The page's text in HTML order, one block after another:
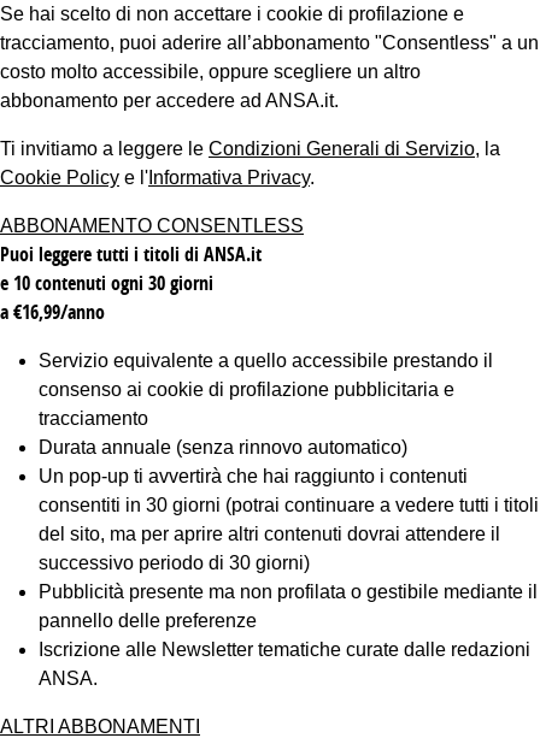
Se hai scelto di non accettare i cookie di profilazione e
tracciamento, puoi aderire all’abbonamento "Consentless" a un
costo molto accessibile, oppure scegliere un altro
abbonamento per accedere ad ANSA.it.
Ti invitiamo a leggere le Condizioni Generali di Servizio, la
Cookie Policy e l' Informativa Privacy.
ABBONAMENTO CONSENTLESS
Puoi leggere tutti i titoli di ANSA.it
e 10 contenuti ogni 30 giorni
a €16,99/anno
Servizio equivalente a quello accessibile prestando il
consenso ai cookie di profilazione pubblicitaria e
tracciamento
Durata annuale (senza rinnovo automatico)
Un pop-up ti avvertirà che hai raggiunto i contenuti
consentiti in 30 giorni (potrai continuare a vedere tutti i titoli
del sito, ma per aprire altri contenuti dovrai attendere il
successivo periodo di 30 giorni)
Pubblicità presente ma non profilata o gestibile mediante il
pannello delle preferenze
Iscrizione alle Newsletter tematiche curate dalle redazioni
ANSA.
ALTRI ABBONAMENTI